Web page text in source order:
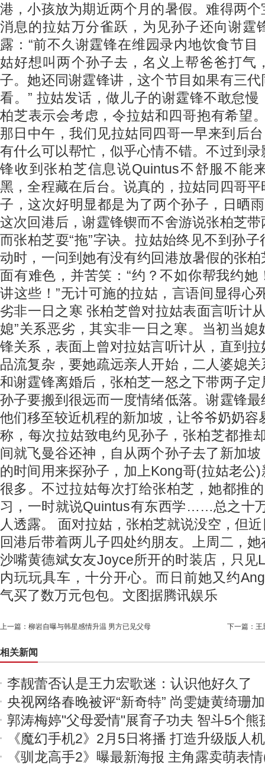
港，小孩放为期近两个月的暑假。难得两
消息的拉姑万分雀跃，为见孙子还向谢霆
露：“前不久谢霆锋在维园录内地饮食节目
姑好想叫两个孙子去，名义上帮爸爸打气
子。她还同谢霆锋讲，这个节目如果有三
看。” 拉姑发话，做儿子的谢霆锋不敢怠
柏芝表示会考虑，令拉姑和四哥抱有希望
那日中午，我们见拉姑同四哥一早来到后
有什么可以帮忙，似乎心情不错。不过到
锋收到张柏芝信息说Quintus不舒服不能
黑，全程藏在后台。说真的，拉姑同四哥
子，这次好明显都是为了两个孙子，日晒
这次回港后，谢霆锋锲而不舍游说张柏芝
而张柏芝耍“拖”字诀。拉姑始终见不到孙
动时，一问到她有没有约回港放暑假的张
面有难色，并苦笑：“约？不如你帮我约她
讲这些！”无计可施的拉姑，言语间显得心
劣非一日之寒 张柏芝曾对拉姑表面言听计
媳”关系恶劣，其实非一日之寒。当初当媳
锋关系，表面上曾对拉姑言听计从，直到
品流复杂，要她疏远亲人开始，二人婆媳
和谢霆锋离婚后，张柏芝一怒之下带两子
孙子要搬到很远而一度情绪低落。谢霆锋
他们移至较近机程的新加坡，让爷爷奶奶容
称，每次拉姑致电约见孙子，张柏芝都推
间就飞曼谷还神，自从两个孙子去了新加
的时间用来探孙子，加上Kong哥(拉姑老公
很多。不过拉姑每次打给张柏芝，她都推
习，一时就说Quintus有东西学……总之十
人透露。 面对拉姑，张柏芝就说没空，但
回港后带着两儿子四处约朋友。上周二，
沙嘴黄德斌女友Joyce所开的时装店，只见
内玩玩具车，十分开心。而日前她又约
气买了数万元包包。文图据腾讯娱乐
上一篇： 柳岩自曝与韩星感情升温 男方已见父母 下一篇： 王
相关新闻
李靓蕾否认是王力宏歌迷：认识他好久了
央视网络春晚被评“新奇特” 尚雯婕黄绮珊
郭涛梅婷"父母爱情"展育子功夫 智斗5个熊
《魔幻手机2》2月5日将播 打造升级版人
《驯龙高手2》曝最新海报 主角露卖萌表